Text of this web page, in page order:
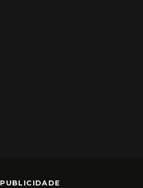
PUBLICIDADE